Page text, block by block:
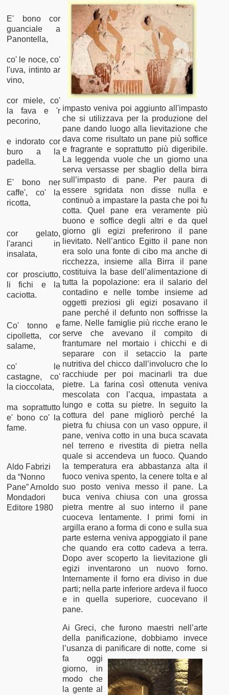
E' bono cor
guanciale a
Panontella,
co' le noce, co'
l'uva, intinto ar
vino,
cor miele, co'
la fava e 'r
pecorino,
e indorato cor
buro a la
padella.
E' bono ner
caffe', co' la
ricotta,
cor gelato,
l'aranci in
insalata,
cor prosciutto,
li fichi e la
caciotta.
Co' tonno e
cipolletta, cor
salame,
co' le
castagne, co'
la cioccolata,
ma soprattutto
e' bono co' la
fame.
Aldo Fabrizi
da “Nonno
Pane” Arnoldo
Mondadori
Editore 1980
impasto veniva poi aggiunto all'impasto
che si utilizzava per la produzione del
pane dando luogo alla lievitazione che
dava come risultato un pane più soffice
e fragrante e soprattutto più digeribile.
La leggenda vuole che un giorno una
serva versasse per sbaglio della birra
sull’impasto di pane. Per paura di
essere sgridata non disse nulla e
continuò a impastare la pasta che poi fu
cotta. Quel pane era veramente più
buono e soffice degli altri e da quel
giorno gli egizi preferirono il pane
lievitato. Nell’antico Egitto il pane non
era solo una fonte di cibo ma anche di
ricchezza, insieme alla Birra il pane
costituiva la base dell’alimentazione di
tutta la popolazione: era il salario del
contadino e nelle tombe insieme ad
oggetti preziosi gli egizi posavano il
pane perché il defunto non soffrisse la
fame. Nelle famiglie più ricche erano le
serve che avevano il compito di
frantumare nel mortaio i chicchi e di
separare con il setaccio la parte
nutritiva del chicco dall’involucro che lo
racchiude per poi macinarli tra due
pietre. La farina così ottenuta veniva
mescolata con l’acqua, impastata a
lungo e cotta su pietre. In seguito la
cottura del pane migliorò perché la
pietra fu chiusa con un vaso oppure, il
pane, veniva cotto in una buca scavata
nel terreno e rivestita di pietra nella
quale si accendeva un fuoco. Quando
la temperatura era abbastanza alta il
fuoco veniva spento, la cenere tolta e al
suo posto veniva messo il pane. La
buca veniva chiusa con una grossa
pietra mentre al suo interno il pane
cuoceva lentamente. I primi forni in
argilla erano a forma di cono e sulla sua
parte esterna veniva appoggiato il pane
che quando era cotto cadeva a terra.
Dopo aver scoperto la lievitazione gli
egizi inventarono un nuovo forno.
Internamente il forno era diviso in due
parti; nella parte inferiore ardeva il fuoco
e in quella superiore, cuocevano il
pane.
Ai Greci, che furono maestri nell’arte
della panificazione, dobbiamo invece
l’usanza di panificare di notte, come
si
fa oggi
giorno, in
modo che
la gente al